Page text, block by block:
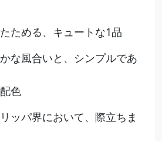
ためる、キュートな1品
な風合いと、シンプルであ
色
ッパ界において、際立ちま